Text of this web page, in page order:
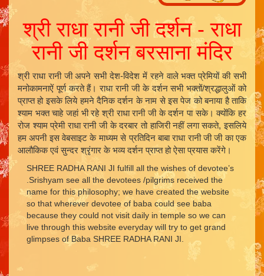
श्री राधा रानी जी दर्शन - राधा
रानी जी दर्शन बरसाना मंदिर
श्री राधा रानी जी अपने सभी देश-विदेश में रहने वाले भक्त प्रेमियों की सभी
मनोकामनाऐं पूर्ण करते हैं। राधा रानी जी के दर्शन सभी भक्तों/श्रद्धालुओं को
प्राप्त हो इसके लिये हमने दैनिक दर्शन के नाम से इस पेज को बनाया है ताकि
श्याम भक्त चाहे जहां भी रहे श्री राधा रानी जी के दर्शन पा सके। क्योंकि हर
रोज श्याम प्रेमी राधा रानी जी के दरबार तो हाजिरी नहीं लगा सकते, इसलिये
हम अपनी इस वेबसाइट के माध्यम से प्रतिदिन बाबा राधा रानी जी जी का एक
आलौकिक एवं सुन्दर श्रृंगार के भव्य दर्शन प्राप्त हो ऐसा प्रयास करेंगे।
SHREE RADHA RANI JI fulfill all the wishes of devotee’s
.Srishyam see all the devotees /pilgrims received the
name for this philosophy; we have created the website
so that wherever devotee of baba could see baba
because they could not visit daily in temple so we can
live through this website everyday will try to get grand
glimpses of Baba SHREE RADHA RANI JI.